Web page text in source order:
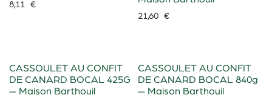
8,11 €
21,60€
CASSOULET AU CONFIT
DE CANARD BOCAL 425G
— Maison Barthouil
CASSOULET AU CONFIT
DE CANARD BOCAL 840g
— Maison Barthouil